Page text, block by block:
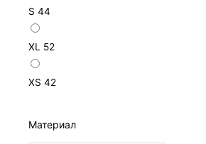
S 44
XL 52
XS 42
Материал